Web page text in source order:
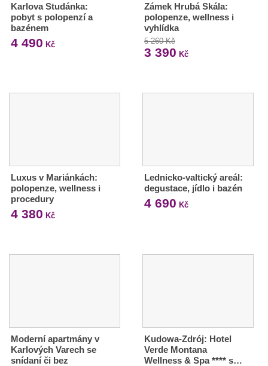
Karlova Studánka:
pobyt s polopenzí a
bazénem
4 490 Kč
Zámek Hrubá Skála:
polopenze, wellness i
vyhlídka
5 260 Kč
3 390 Kč
Luxus v Mariánkách:
polopenze, wellness i
procedury
4 380 Kč
Lednicko-valtický areál:
degustace, jídlo i bazén
4 690 Kč
Moderní apartmány v
Karlových Varech se
snídaní či bez
Kudowa-Zdrój: Hotel
Verde Montana
Wellness & Spa **** s…